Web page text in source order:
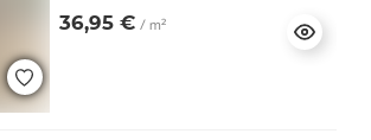
36,95 € / m²